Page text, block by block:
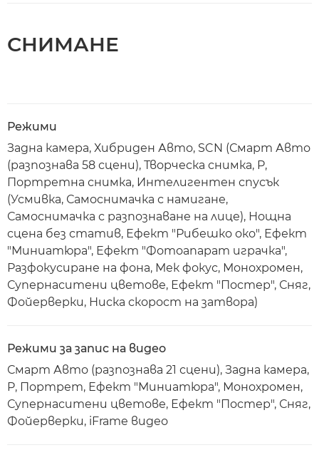
СНИМАНЕ
Режими
Задна камера, Хибриден Авто, SCN (Смарт Авто
(разпознава 58 сцени), Творческа снимка, P,
Портретна снимка, Интелигентен спусък
(Усмивка, Самоснимачка с намигане,
Самоснимачка с разпознаване на лице), Нощна
сцена без статив, Ефект "Рибешко око", Ефект
"Миниатюра", Ефект "Фотоапарат играчка",
Разфокусиране на фона, Мек фокус, Монохромен,
Супернаситени цветове, Ефект "Постер", Сняг,
Фойерверки, Ниска скорост на затвора)
Режими за запис на видео
Смарт Авто (разпознава 21 сцени), Задна камера,
P, Портрет, Ефект "Миниатюра", Монохромен,
Супернаситени цветове, Ефект "Постер", Сняг,
Фойерверки, iFrame видео